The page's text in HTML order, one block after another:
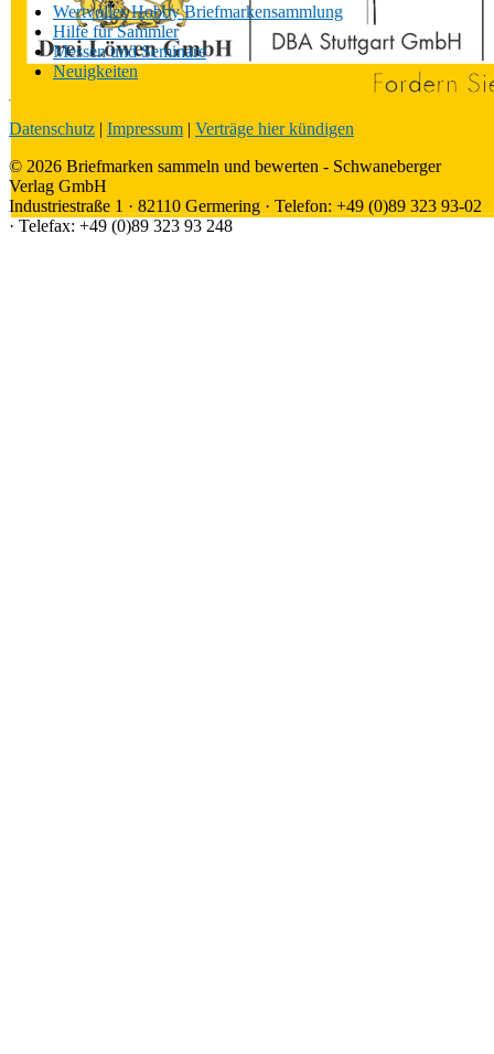
Wertvolles Hobby Briefmarkensammlung
Hilfe für Sammler
Messen und Seminare
Neuigkeiten
Datenschutz | Impressum | Verträge hier kündigen
© 2026 Briefmarken sammeln und bewerten - Schwaneberger
Verlag GmbH
Industriestraße 1 · 82110 Germering · Telefon: +49 (0)89 323 93-02
· Telefax: +49 (0)89 323 93 248